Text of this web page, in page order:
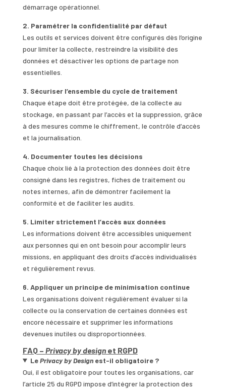
démarrage opérationnel.
2. Paramétrer la confidentialité par défaut
Les outils et services doivent être configurés dès l’origine
pour limiter la collecte, restreindre la visibilité des
données et désactiver les options de partage non
essentielles.
3. Sécuriser l’ensemble du cycle de traitement
Chaque étape doit être protégée, de la collecte au
stockage, en passant par l’accès et la suppression, grâce
à des mesures comme le chiffrement, le contrôle d’accès
et la journalisation.
4. Documenter toutes les décisions
Chaque choix lié à la protection des données doit être
consigné dans les registres, fiches de traitement ou
notes internes, afin de démontrer facilement la
conformité et de faciliter les audits.
5. Limiter strictement l’accès aux données
Les informations doivent être accessibles uniquement
aux personnes qui en ont besoin pour accomplir leurs
missions, en appliquant des droits d’accès individualisés
et régulièrement revus.
6. Appliquer un principe de minimisation continue
Les organisations doivent régulièrement évaluer si la
collecte ou la conservation de certaines données est
encore nécessaire et supprimer les informations
devenues inutiles ou disproportionnées.
FAQ – Privacy by designet RGPD
LePrivacy by Designest-il obligatoire ?
Oui, il est obligatoire pour toutes les organisations, car
l’article 25 du RGPD impose d’intégrer la protection des